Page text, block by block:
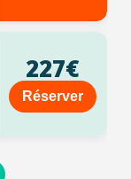
227€
Réserver